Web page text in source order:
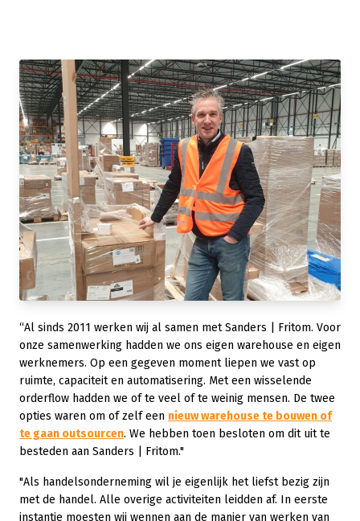
“Al sinds 2011 werken wij al samen met Sanders | Fritom. Voor
onze samenwerking hadden we ons eigen warehouse en eigen
werknemers. Op een gegeven moment liepen we vast op
ruimte, capaciteit en automatisering. Met een wisselende
orderflow hadden we of te veel of te weinig mensen. De twee
opties waren om of zelf een nieuw warehouse te bouwen of
te gaan outsourcen. We hebben toen besloten om dit uit te
besteden aan Sanders | Fritom."
"Als handelsonderneming wil je eigenlijk het liefst bezig zijn
met de handel. Alle overige activiteiten leidden af. In eerste
instantie moesten wij wennen aan de manier van werken van